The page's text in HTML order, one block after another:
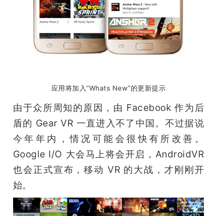
应用将加入“Whats New”的更新提示
由于众所周知的原因，由 Facebook 作为后
盾的 Gear VR 一直进入不了中国。不过据说
今年年内，情况可能会很快有所改善。
Google I/O 大会马上将会开启，AndroidVR
也会正式宣布，移动 VR 的大战，才刚刚开
始。